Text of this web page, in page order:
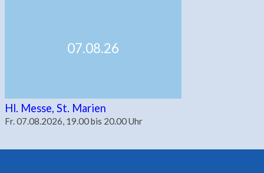
07.08.26
Hl. Messe, St. Marien
Fr. 07.08.2026, 19.00 bis 20.00 Uhr